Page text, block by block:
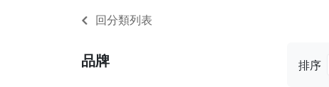
回分類列表
排序
品牌